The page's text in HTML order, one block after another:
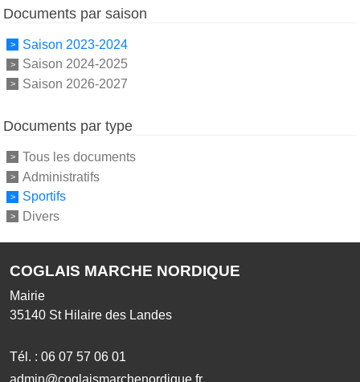
Documents par saison
Saison 2023-2024
Saison 2024-2025
Saison 2026-2027
Documents par type
Tous les documents
Administratifs
Sportifs
Divers
COGLAIS MARCHE NORDIQUE
Mairie
35140 St Hilaire des Landes
Tél. : 06 07 57 06 01
admin@coglaismarchenordique.fr